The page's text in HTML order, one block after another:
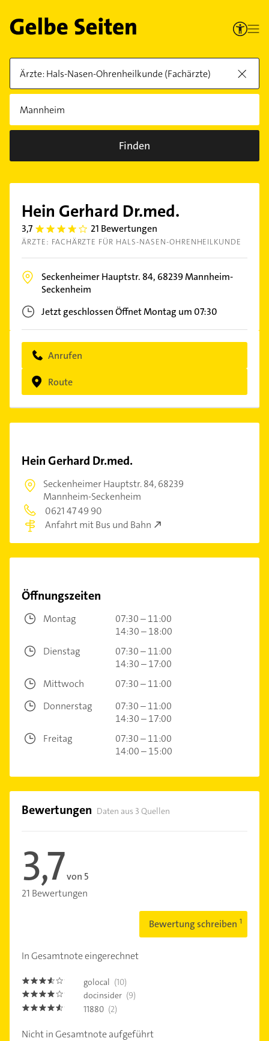
Finden
Hein Gerhard Dr.med.
3,7 3.7 21 Bewertungen
ÄRZTE: FACHÄRZTE FÜR HALS-NASEN-OHRENHEILKUNDE
Seckenheimer Hauptstr. 84, 68239Mannheim-
Seckenheim
Jetzt geschlossenÖffnet Montag um 07:30
Anrufen
Route
Hein Gerhard Dr.med.
Seckenheimer Hauptstr. 84,68239
Mannheim-Seckenheim
0621 47 49 90
Anfahrt mit Bus und Bahn
Öffnungszeiten
Montag
07:30 – 11:00
14:30 – 18:00
Dienstag
07:30 – 11:00
14:30 – 17:00
Mittwoch
07:30 – 11:00
Donnerstag
07:30 – 11:00
14:30 – 17:00
Freitag
07:30 – 11:00
14:00 – 15:00
Bewertungen Daten aus 3 Quellen
3,7von 5
21 Bewertungen
Bewertung schreiben
In Gesamtnote eingerechnet
3.5 golocal (10)
3.8 docinsider (9)
4.5 11880 (2)
Nicht in Gesamtnote aufgeführt